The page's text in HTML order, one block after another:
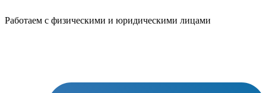
Работаем с физическими и юридическими лицами